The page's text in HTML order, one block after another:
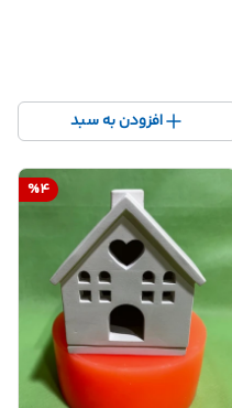
افزودن به سبد
%4